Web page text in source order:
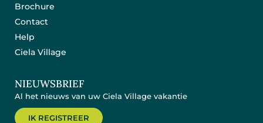
Brochure
Contact
Help
Ciela Village
NIEUWSBRIEF
Al het nieuws van uw Ciela Village vakantie
IK REGISTREER